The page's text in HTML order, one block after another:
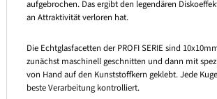
aufgebrochen. Das ergibt den legendären
an Attraktivität verloren hat.
Die Echtglasfacetten der PROFI SERIE sind
zunächst maschinell geschnitten und dann mit
von Hand auf den Kunststoffkern geklebt. Jede
beste Verarbeitung kontrolliert.